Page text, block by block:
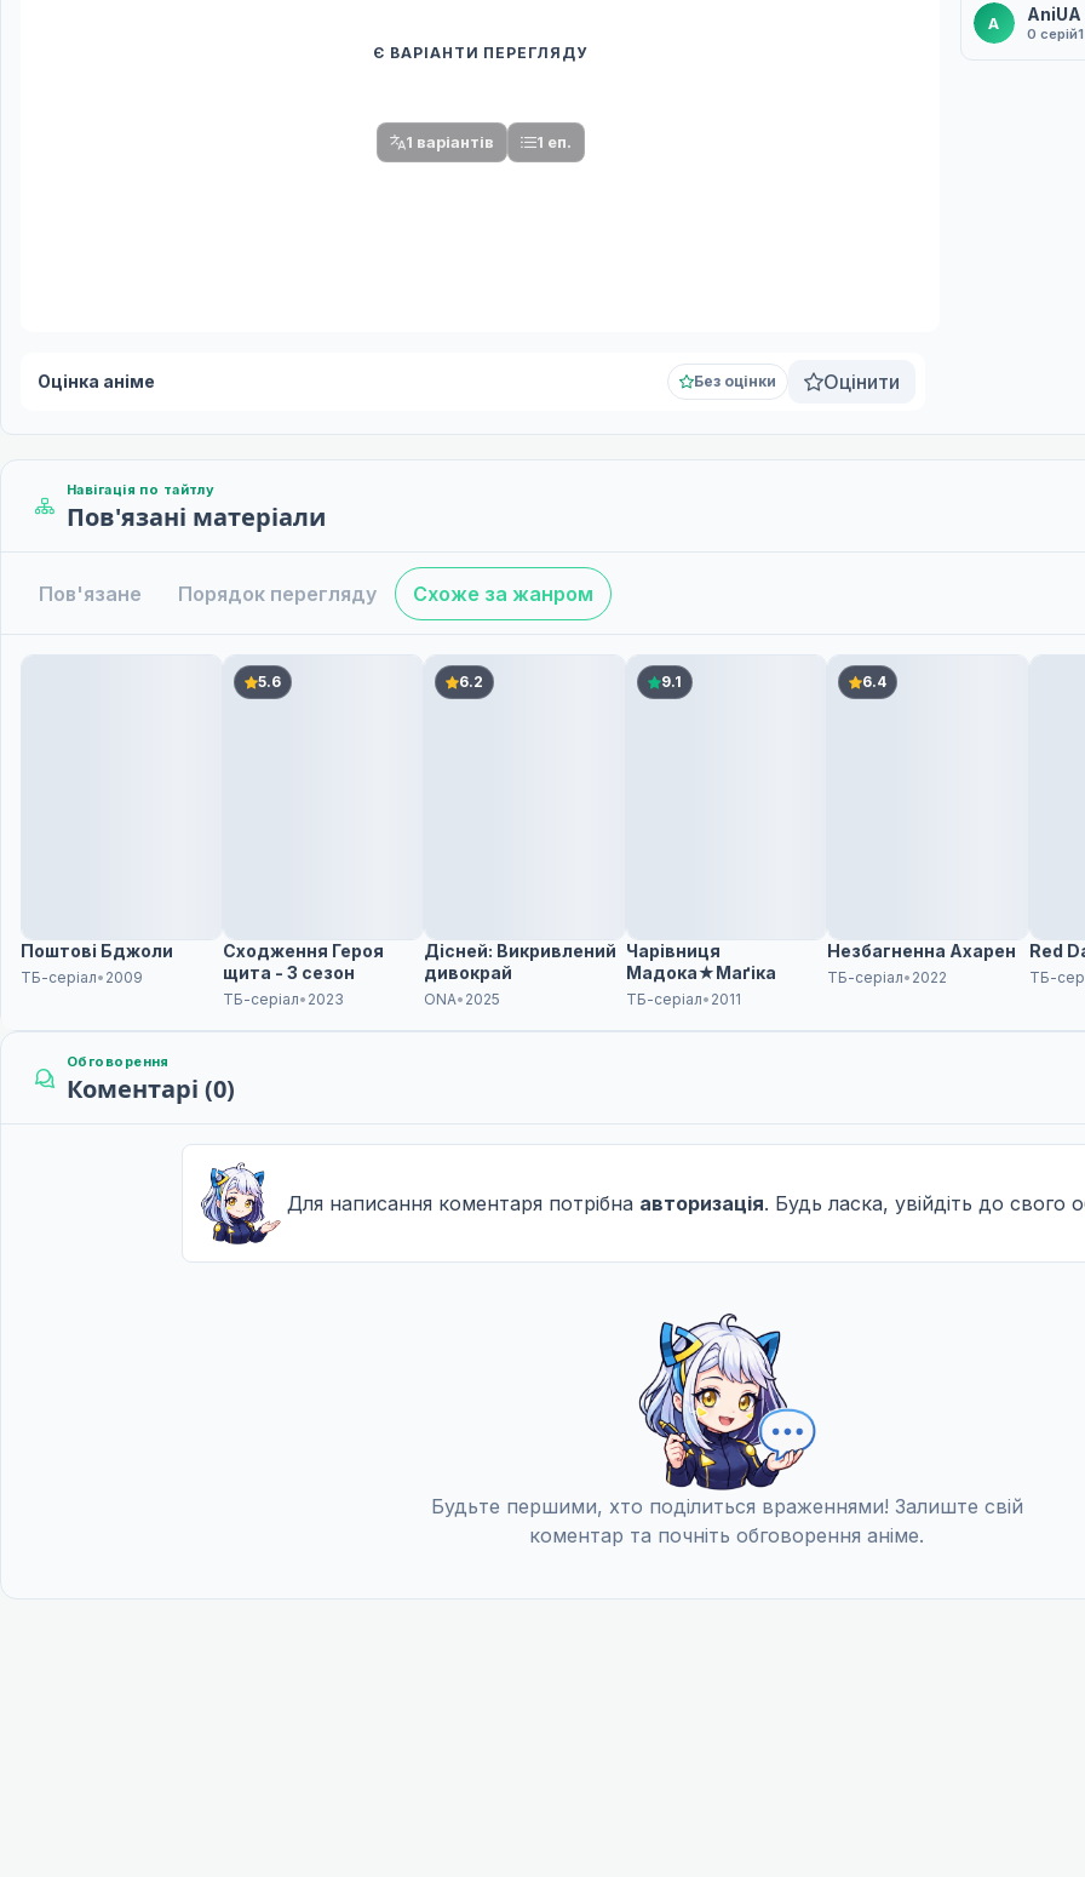
Є ВАРІАНТИ ПЕРЕГЛЯДУ
1 варіантів 1 еп.
Оцінка аніме Без оцінки Оцінити
A AniUA
0 серій
Навігація по тайтлу
Пов'язані матеріали
Пов'язане Порядок перегляду Схоже за жанром
Поштові Бджоли
ТБ-серіал• 2009
5.6
Сходження Героя
щита - 3 сезон
ТБ-серіал• 2023
6.2
Дісней: Викривлений
дивокрай
ONA• 2025
9.1
Чарівниця
Мадока★Маґіка
ТБ-серіал• 2011
6.4
Незбагненна Ахарен
ТБ-серіал• 2022
Red
ТБ-
Обговорення
Коментарі (0)
Для написання коментаря потрібна авторизація. Будь ласка, увійдіть до свого
Будьте першими, хто поділиться враженнями! Залиште свій
коментар та почніть обговорення аніме.